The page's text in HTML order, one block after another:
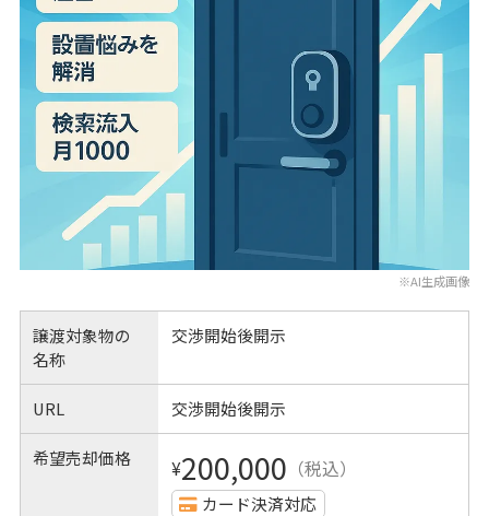
※AI生成画像
譲渡対象物の
名称
交渉開始後開示
URL 交渉開始後開示
希望売却価格 ¥200,000 （税込）
カード決済対応